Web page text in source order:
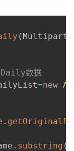
(
数据
=new
.
. substring (